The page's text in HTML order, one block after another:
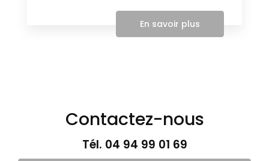
En savoir plus
Contactez-nous
Tél. 04 94 99 01 69